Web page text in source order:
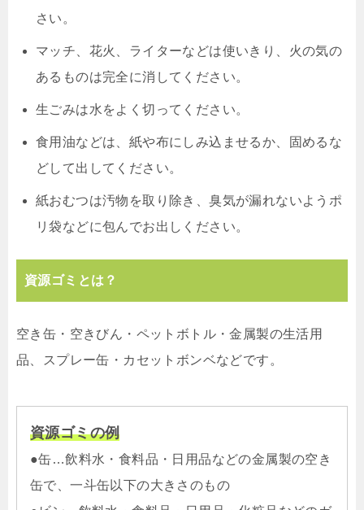
さい。
マッチ、花火、ライターなどは使いきり、火の気の
あるものは完全に消してください。
生ごみは水をよく切ってください。
食用油などは、紙や布にしみ込ませるか、固めるな
どして出してください。
紙おむつは汚物を取り除き、臭気が漏れないようポ
リ袋などに包んでお出しください。
資源ゴミとは？
空き缶・空きびん・ペットボトル・金属製の生活用
品、スプレー缶・カセットボンベなどです。
資源ゴミの例
●缶…飲料水・食料品・日用品などの金属製の空き
缶で、一斗缶以下の大きさのもの